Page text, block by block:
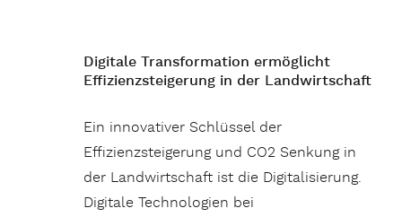
Digitale Transformation ermöglicht
Effizienzsteigerung in der Landwirtschaft
Ein innovativer Schlüssel der
Effizienzsteigerung und CO2 Senkung in
der Landwirtschaft ist die Digitalisierung.
Digitale Technologien bei